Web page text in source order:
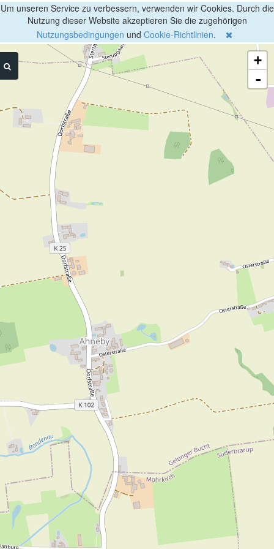
Um unseren Service zu verbessern, verwenden wir Cookies. Durch die
Nutzung dieser Website akzeptieren Sie die zugehörigen
Nutzungsbedingungen und Cookie-Richtlinien.
+
-